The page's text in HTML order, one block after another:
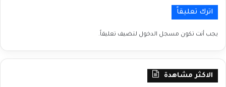
اترك تعليقاً
يجب أنت تكون مسجل الدخول لتضيف تعليقاً.
الاكثر مشاهدة